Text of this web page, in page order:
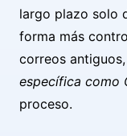
largo plazo solo
forma más
correos antiguos,
específica como
proceso.